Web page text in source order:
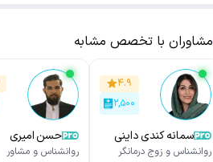
مشاوران با تخصص مشابه
۴.۹
۲,۵۰۰
سمانه کندی داینی
روانشناس و زوج درمانگر
حسن امیری
سیاوشانی
روانشناس و مشاور